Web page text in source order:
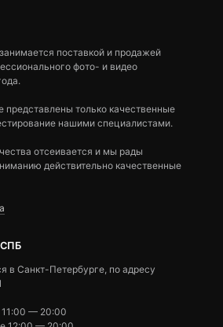
поставкой и продажей
фото- и видео
представлены только качественные
нашими специалистами.
отсеивается и мы рады
действительно качественные
в Санкт-Петербурге, по адресу
11:00 — 20:00